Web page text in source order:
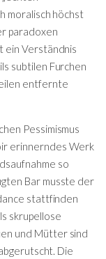
moralisch höchst
paradoxen
ein Verständnis
subtilen Furchen
entfernte
Pessimismus
erinnerndes Werk
so
Bar musste der
stattfinden
skrupellose
und Mütter sind
Die